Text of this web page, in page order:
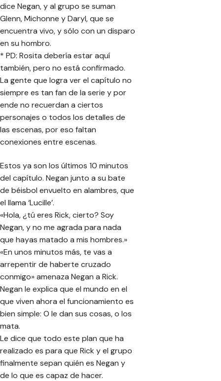
dice Negan, y al grupo se suman
Glenn, Michonne y Daryl, que se
encuentra vivo, y sólo con un disparo
en su hombro.
* PD: Rosita debería estar aquí
también, pero no está confirmado.
La gente que logra ver el capítulo no
siempre es tan fan de la serie y por
ende no recuerdan a ciertos
personajes o todos los detalles de
las escenas, por eso faltan
conexiones entre escenas.
Estos ya son los últimos 10 minutos
del capítulo. Negan junto a su bate
de béisbol envuelto en alambres, que
el llama ‘Lucille’.
«Hola, ¿tú eres Rick, cierto? Soy
Negan, y no me agrada para nada
que hayas matado a mis hombres.»
«En unos minutos más, te vas a
arrepentir de haberte cruzado
conmigo» amenaza Negan a Rick.
Negan le explica que el mundo en el
que viven ahora el funcionamiento es
bien simple: O le dan sus cosas, o los
mata.
Le dice que todo este plan que ha
realizado es para que Rick y el grupo
finalmente sepan quién es Negan y
de lo que es capaz de hacer.